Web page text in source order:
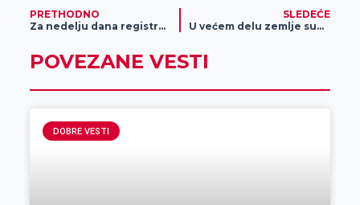
PRETHODNO
Za nedelju dana registrovano 448 novoobolelih
SLEDEĆE
U većem delu zemlje sunčano vreme
POVEZANE VESTI
DOBRE VESTI